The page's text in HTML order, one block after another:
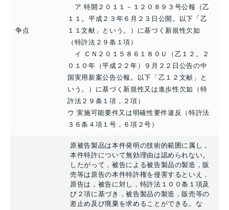
争点
ア 特開２０１１－１２０８９３号公報（乙
１１。平成２３年６月２３日公開。以下「乙
１１文献」という。）に基づく新規性欠如
（特許法２９条１項）
イ ＣＮ２０１５８６１８０Ｕ（乙１２。２
０１０年（平成２２年）９月２２日公告の中
国実用新案公告公報。以下「乙１２文献」と
いう。）に基づく新規性又は進歩性欠如（特
許法２９条１項，２項）
ウ 実施可能要件又は明確性要件違反（特許法
３６条４項１号，６項２号）
原被告製品は本件発明の技術的範囲に属し，
本件特許について無効理由は認められない。
したがって，被告による被告製品の製造，販
売等は原告の本件特許権を侵害するといえ，
原告は，被告に対し，特許法１００条１項及
び２項に基づき，被告製品の製造，販売等の
差止め及び廃棄を求めることができる。な